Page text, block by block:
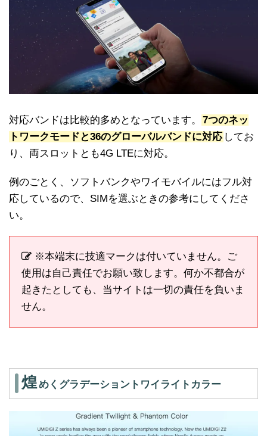
対応バンドは比較的多めとなっています。
7つのネッ
トワークモードと36のグローバルバンドに対応 してお
り、両スロットとも4G LTEに対応。
例のごとく、ソフトバンクやワイモバイルにはフル対
応しているので、SIMを選ぶときの参考にしてくださ
い。
※本端末に技適マークは付いていません。ご
使用は自己責任でお願い致します。何か不都合が
起きたとしても、当サイトは一切の責任を負いま
せん。
煌めくグラデーショントワイライトカラー